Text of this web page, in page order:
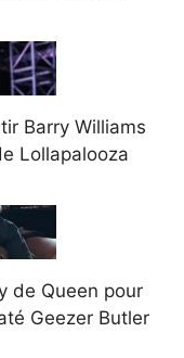
Barry Williams
Lollapalooza
de Queen pour
Geezer Butler